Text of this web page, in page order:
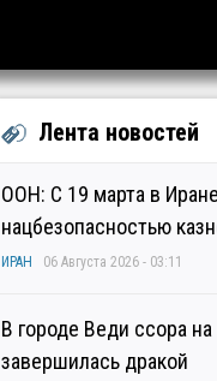
Лента новостей
ООН: С 19 марта в
нацбезопасностью
ИРАН 06 Августа 2026 - 03:11
В городе Веди ссора
завершилась дракой